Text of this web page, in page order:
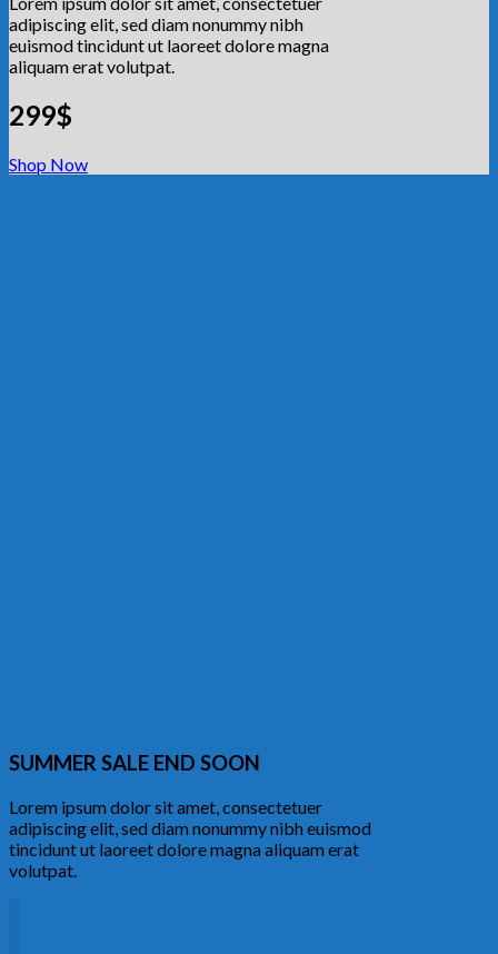
adipiscing elit, sed diam nonummy nibh
euismod tincidunt ut laoreet dolore magna
aliquam erat volutpat.
299$
Shop Now
SUMMER SALE END SOON
Lorem ipsum dolor sit amet, consectetuer
adipiscing elit, sed diam nonummy nibh euismod
tincidunt ut laoreet dolore magna aliquam erat
volutpat.